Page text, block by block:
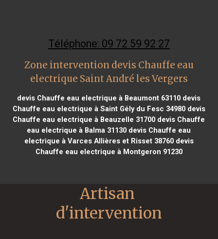
Téléphone: 09 72 59 92 27
Zone intervention devis Chauffe eau
electrique Saint André les Vergers
devis Chauffe eau electrique à Beaumont 63110 devis
Chauffe eau electrique à Saint Gély du Fesc 34980devis
Chauffe eau electrique à Beauzelle 31700 devis Chauffe
eau electrique à Balma 31130 devis Chauffe eau
electrique à Varces Allières et Risset 38760devis
Chauffe eau electrique à Montgeron 91230
Artisan
d'intervention